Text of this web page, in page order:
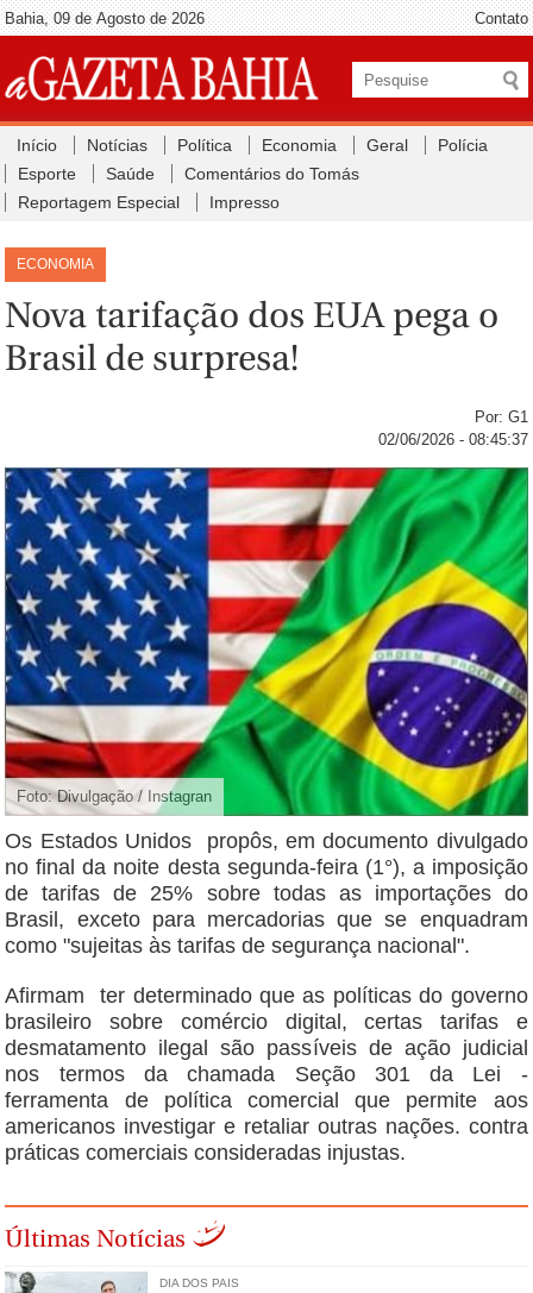
Bahia, 09 de Agosto de 2026 Contato
Início Notícias Política Economia Geral
Polícia
Esporte
Saúde
Comentários do Tomás
Reportagem Especial
Impresso
ECONOMIA
Nova tarifação dos EUA pega o
Brasil de surpresa!
Por: G1
02/06/2026 - 08:45:37
Foto: Divulgação / Instagran
Os Estados Unidos propôs, em documento divulgado
no final da noite desta segunda-feira (1°), a imposição
de tarifas de 25% sobre todas as importações do
Brasil, exceto para mercadorias que se enquadram
como "sujeitas às tarifas de segurança nacional".
Afirmam ter determinado que as políticas do governo
brasileiro sobre comércio digital, certas tarifas e
desmatamento ilegal são passíveis de ação judicial
nos termos da chamada Seção 301 da Lei -
ferramenta de política comercial que permite aos
americanos investigar e retaliar outras nações. contra
práticas comerciais consideradas injustas.
Últimas Notícias
DIA DOS PAIS